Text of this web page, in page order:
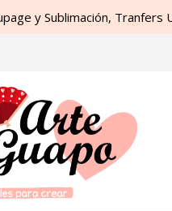
y Sublimación,